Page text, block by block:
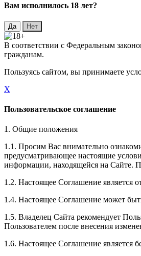
Вaм исполнилось 18 лет?
В соответствии с Федеральным
гражданам.
Пользуясь сайтом, вы принимаете
X
Пользовательское соглашение
1. Общие положения
1.1. Просим Вас внимательно
предусматривающее настоящие
информации, находящейся на Сайте.
1.2. Настоящее Соглашение
1.4. Настоящее Соглашение может
1.5. Владелец Сайта рекомендует
Пользователем после внесения
1.6. Настоящее Соглашение является